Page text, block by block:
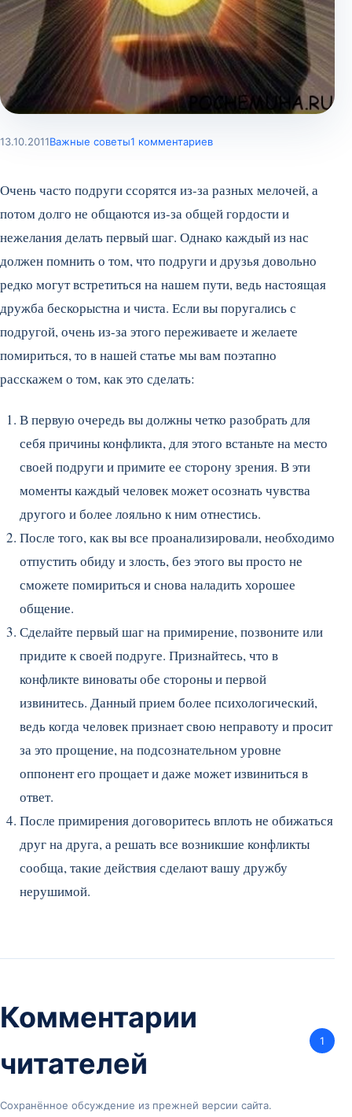
13.10.2011Важные советы1 комментариев
Очень часто подруги ссорятся из-за разных мелочей, а
потом долго не общаются из-за общей гордости и
нежелания делать первый шаг. Однако каждый из нас
должен помнить о том, что подруги и друзья довольно
редко могут встретиться на нашем пути, ведь настоящая
дружба бескорыстна и чиста. Если вы поругались с
подругой, очень из-за этого переживаете и желаете
помириться, то в нашей статье мы вам поэтапно
расскажем о том, как это сделать:
В первую очередь вы должны четко разобрать для
себя причины конфликта, для этого встаньте на место
своей подруги и примите ее сторону зрения. В эти
моменты каждый человек может осознать чувства
другого и более лояльно к ним отнестись.
После того, как вы все проанализировали, необходимо
отпустить обиду и злость, без этого вы просто не
сможете помириться и снова наладить хорошее
общение.
Сделайте первый шаг на примирение, позвоните или
придите к своей подруге. Признайтесь, что в
конфликте виноваты обе стороны и первой
извинитесь. Данный прием более психологический,
ведь когда человек признает свою неправоту и просит
за это прощение, на подсознательном уровне
оппонент его прощает и даже может извиниться в
ответ.
После примирения договоритесь вплоть не обижаться
друг на друга, а решать все возникшие конфликты
сообща, такие действия сделают вашу дружбу
нерушимой.
Комментарии
читателей
1
Сохранённое обсуждение из прежней версии сайта.